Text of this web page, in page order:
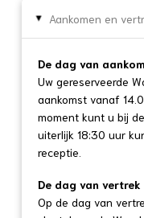
▸ Aankomen en
De dag van
Uw gereserveerde
aankomst vanaf
moment kunt u bij
uiterlijk 18:30 uur
receptie.
De dag van vertrek
Op de dag van